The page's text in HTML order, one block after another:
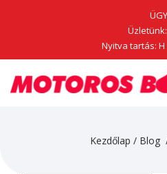
Nyitva tartás: H
Kezdőlap / Blog/